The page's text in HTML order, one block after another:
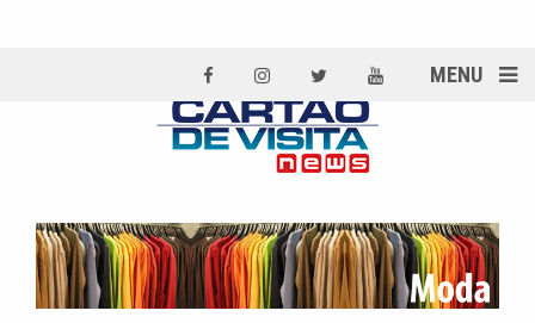
MENU